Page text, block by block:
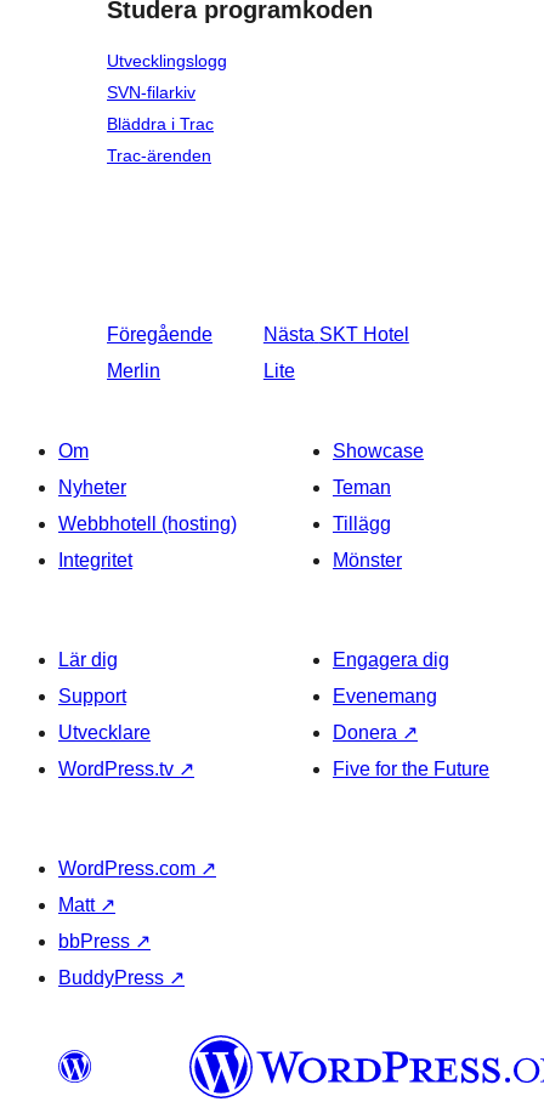
Studera programkoden
Utvecklingslogg
SVN-filarkiv
Bläddra i Trac
Trac-ärenden
Föregående
Merlin
Nästa SKT Hotel
Lite
Om
Nyheter
Webbhotell (hosting)
Integritet
Showcase
Teman
Tillägg
Mönster
Lär dig
Support
Utvecklare
WordPress.tv ↗
Engagera dig
Evenemang
Donera ↗
Five for the Future
WordPress.com ↗
Matt ↗
bbPress ↗
BuddyPress ↗